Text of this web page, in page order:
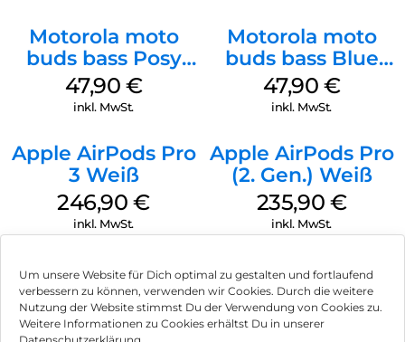
Um unsere Website für Dich optimal zu gestalten und fortlaufend
verbessern zu können, verwenden wir Cookies. Durch die weitere
Nutzung der Website stimmst Du der Verwendung von Cookies zu.
Weitere Informationen zu Cookies erhältst Du in unserer
Motorola moto
buds bass Posy
Green
47,90 €
inkl. MwSt.
Motorola moto
buds bass Blue
Jewel
47,90 €
inkl. MwSt.
Apple AirPods Pro
3 Weiß
246,90€
inkl. MwSt.
Apple AirPods Pro
(2. Gen.) Weiß
235,90 €
inkl. MwSt.
Impressum